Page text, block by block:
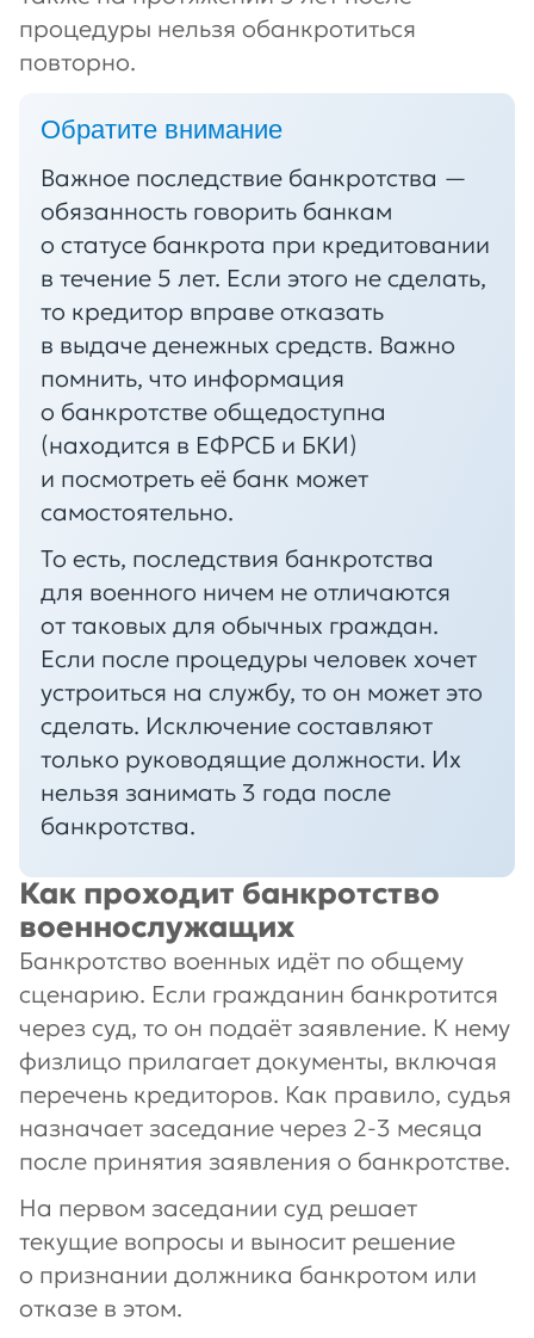
процедуры нельзя обанкротиться
повторно.
Обратите внимание
Важное последствие банкротства —
обязанность говорить банкам
о статусе банкрота при кредитовании
в течение 5 лет. Если этого не сделать,
то кредитор вправе отказать
в выдаче денежных средств. Важно
помнить, что информация
о банкротстве общедоступна
(находится в ЕФРСБ и БКИ)
и посмотреть её банк может
самостоятельно.
То есть, последствия банкротства
для военного ничем не отличаются
от таковых для обычных граждан.
Если после процедуры человек хочет
устроиться на службу, то он может это
сделать. Исключение составляют
только руководящие должности. Их
нельзя занимать 3 года после
банкротства.
Как проходит банкротство
военнослужащих
Банкротство военных идёт по общему
сценарию. Если гражданин банкротится
через суд, то он подаёт заявление. К нему
физлицо прилагает документы, включая
перечень кредиторов. Как правило, судья
назначает заседание через 2-3 месяца
после принятия заявления о банкротстве.
На первом заседании суд решает
текущие вопросы и выносит решение
о признании должника банкротом или
отказе в этом.